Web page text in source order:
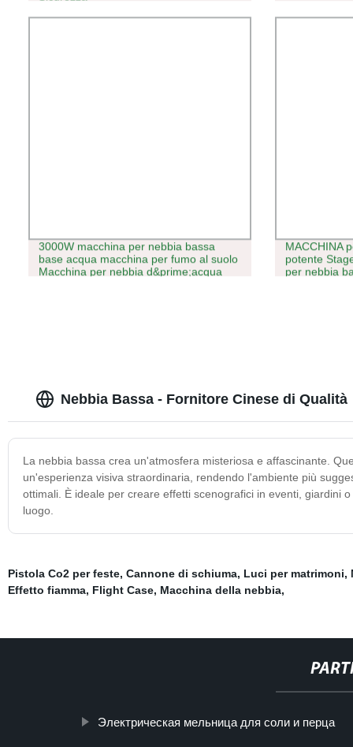
3000W macchina per nebbia bassa
base acqua macchina per fumo al suolo
Macchina per nebbia d&prime;acqua
MACCHINA
potente
per nebbia
Nebbia Bassa - Fornitore Cinese di Qualità
La nebbia bassa crea un'atmosfera misteriosa e affascinante.
un'esperienza visiva straordinaria, rendendo l'ambiente più
ottimali. È ideale per creare effetti scenografici in eventi, giardini
luogo.
Pistola Co2 per feste, Cannone di schiuma, Luci per matrimoni,
Effetto fiamma, Flight Case, Macchina della nebbia,
Электрическая мельница для соли и перца